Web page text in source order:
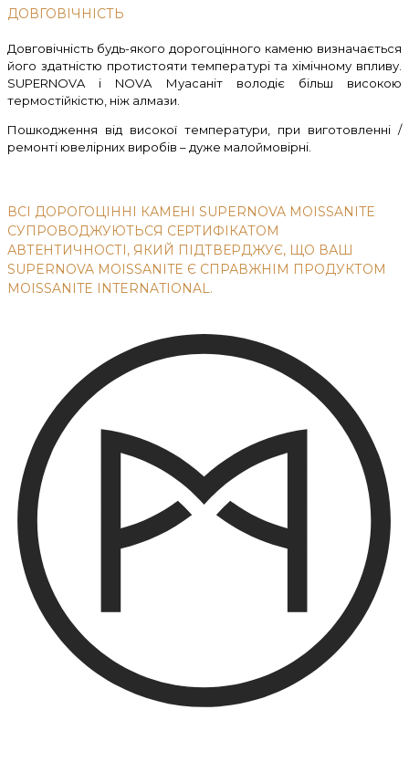
ДОВГОВІЧНІСТЬ
Довговічність будь-якого дорогоцінного каменю визначається
його здатністю протистояти температурі та хімічному впливу.
SUPERNOVA і NOVA Муасаніт володіє більш високою
термостійкістю, ніж алмази.
Пошкодження від високої температури, при виготовленні /
ремонті ювелірних виробів – дуже малоймовірні.
ВСІ ДОРОГОЦІННІ КАМЕНІ SUPERNOVA MOISSANITE
СУПРОВОДЖУЮТЬСЯ СЕРТИФІКАТОМ
АВТЕНТИЧНОСТІ, ЯКИЙ ПІДТВЕРДЖУЄ, ЩО ВАШ
SUPERNOVA MOISSANITE Є СПРАВЖНІМ ПРОДУКТОМ
MOISSANITE INTERNATIONAL.